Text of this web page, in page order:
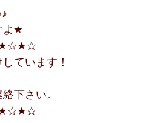
よ★
ています！
なります。
絡下さい。